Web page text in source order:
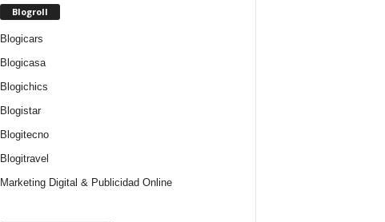
Blogroll
Blogicars
Blogicasa
Blogichics
Blogistar
Blogitecno
Blogitravel
Marketing Digital & Publicidad Online